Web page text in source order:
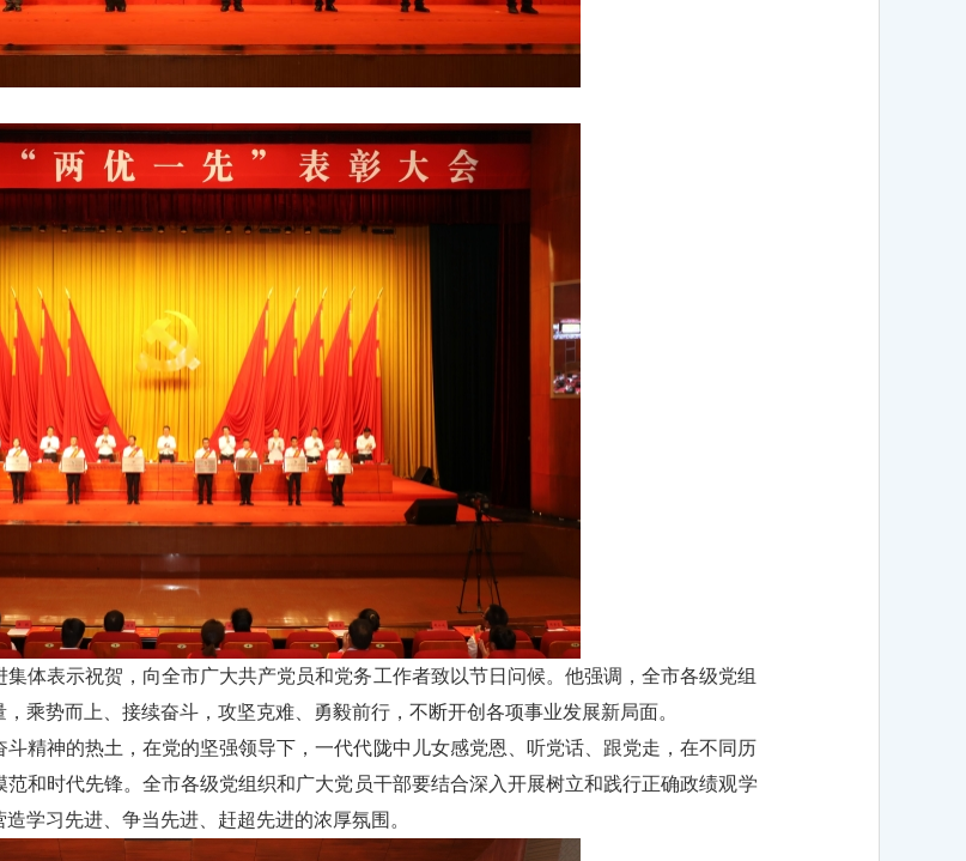
体表示祝贺，向全市广大共产党员和党务工作者致以节日问候。他强调，全市各级党组
乘势而上、接续奋斗，攻坚克难、勇毅前行，不断开创各项事业发展新局面。
精神的热土，在党的坚强领导下，一代代陇中儿女感党恩、听党话、跟党走，在不同历
和时代先锋。全市各级党组织和广大党员干部要结合深入开展树立和践行正确政绩观学
学习先进、争当先进、赶超先进的浓厚氛围。